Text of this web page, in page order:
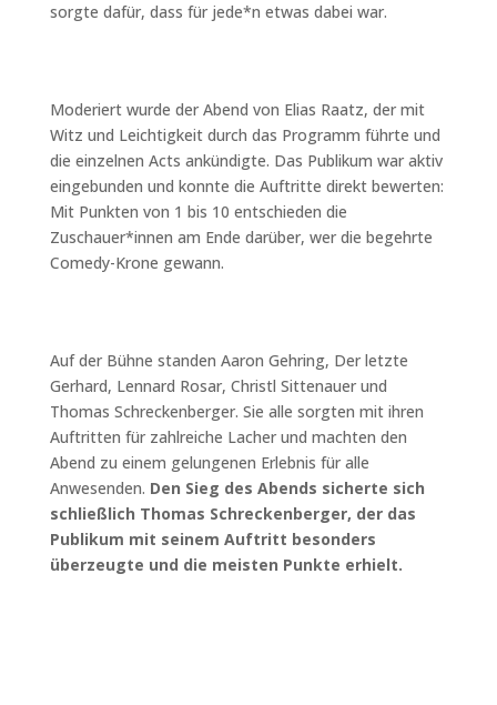
sorgte dafür, dass für jede*n etwas dabei war.
Moderiert wurde der Abend von Elias Raatz, der mit
Witz und Leichtigkeit durch das Programm führte und
die einzelnen Acts ankündigte. Das Publikum war aktiv
eingebunden und konnte die Auftritte direkt bewerten:
Mit Punkten von 1 bis 10 entschieden die
Zuschauer*innen am Ende darüber, wer die begehrte
Comedy-Krone gewann.
Auf der Bühne standen Aaron Gehring, Der letzte
Gerhard, Lennard Rosar, Christl Sittenauer und
Thomas Schreckenberger. Sie alle sorgten mit ihren
Auftritten für zahlreiche Lacher und machten den
Abend zu einem gelungenen Erlebnis für alle
Anwesenden. Den Sieg des Abends sicherte sich
schließlich Thomas Schreckenberger, der das
Publikum mit seinem Auftritt besonders
überzeugte und die meisten Punkte erhielt.